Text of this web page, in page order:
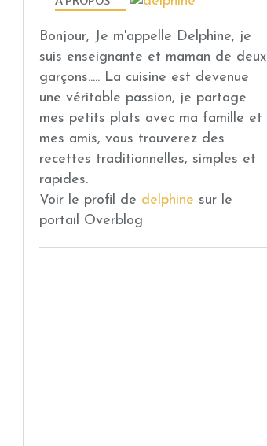
Bonjour, Je m'appelle Delphine, je
suis enseignante et maman de deux
garçons..... La cuisine est devenue
une véritable passion, je partage
mes petits plats avec ma famille et
mes amis, vous trouverez des
recettes traditionnelles, simples et
rapides.
Voir le profil de delphine sur le
portail Overblog